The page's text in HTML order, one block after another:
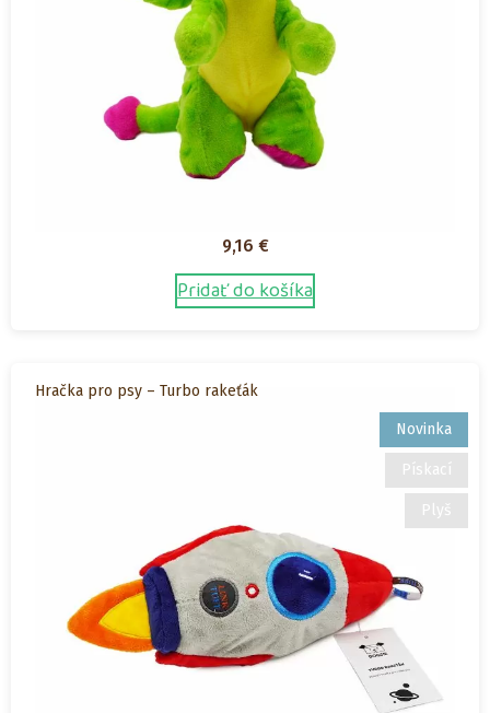
9,16 €
Pridať do košíka
Novinka
Pískací
Plyš
Hračka pro psy – Turbo rakeťák